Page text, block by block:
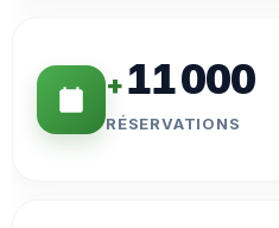
+11 000
RÉSERVATIONS